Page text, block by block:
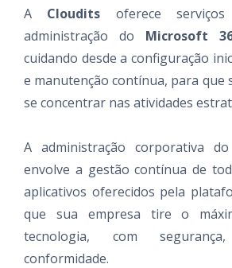
A Cloudits oferece
administração do Microsoft
cuidando desde a configuração
e manutenção contínua, para que
se concentrar nas atividades
A administração corporativa do
envolve a gestão contínua de
aplicativos oferecidos pela
que sua empresa tire o
tecnologia, com
conformidade.